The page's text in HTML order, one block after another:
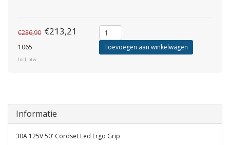
€236,90 €213,21
1065
Incl. btw
Toevoegen aan winkelwagen
Informatie
30A 125V 50' Cordset Led Ergo Grip